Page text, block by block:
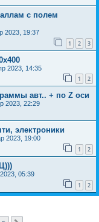
с полем
2023, 19:37
1 2 3
2023, 14:35
1 2
авт.. + по Z оси
2023, 22:29
электроники
2023, 19:00
1 2
05:39
1 2